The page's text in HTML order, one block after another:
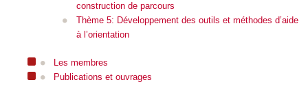
construction de parcours
Thème 5: Développement des outils et méthodes d’aide
à l’orientation
Les membres
Publications et ouvrages